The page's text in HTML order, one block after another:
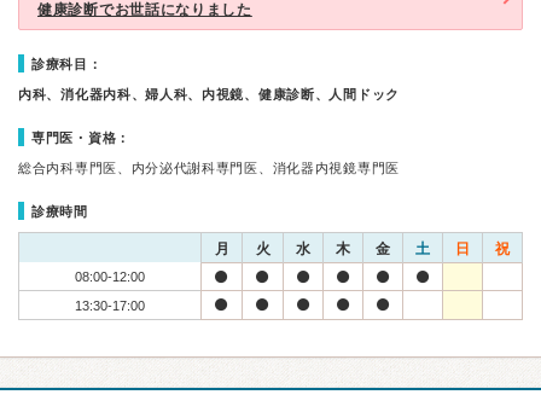
健康診断でお世話になりました
診療科目：
内科、消化器内科、婦人科、内視鏡、健康診断、人間ドック
専門医・資格：
総合内科専門医、内分泌代謝科専門医、消化器内視鏡専門医
診療時間
月 火 水 木 金 土 日 祝
08:00-12:00
13:30-17:00